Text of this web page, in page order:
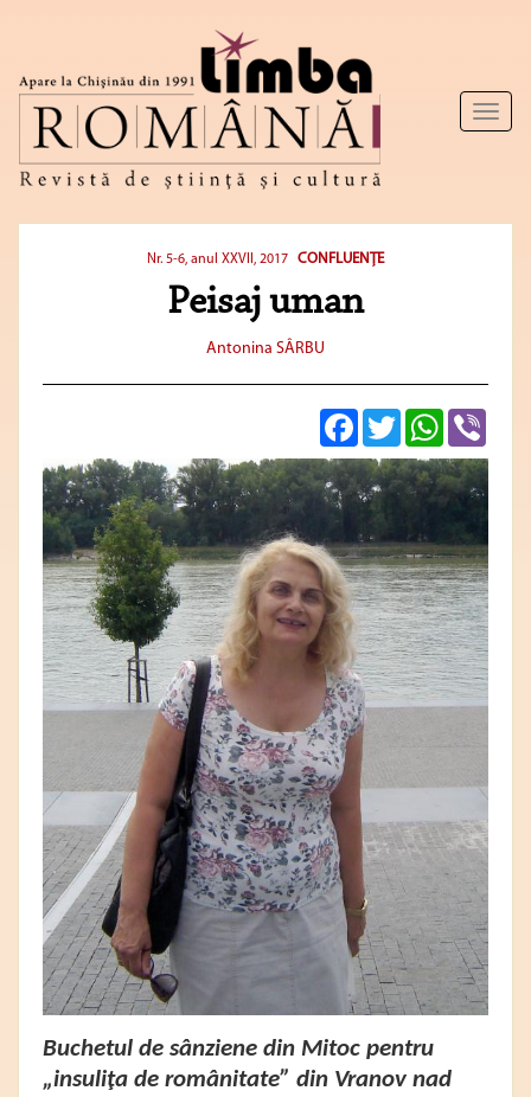
Toggle
Nr. 5-6, anul XXVII, 2017 CONFLUENŢE
Peisaj uman
Antonina SÂRBU
FacebookTwitterWhatsApp
Buchetul de sânziene din Mitoc pentru
„insuliţa de românitate” din Vranov nad